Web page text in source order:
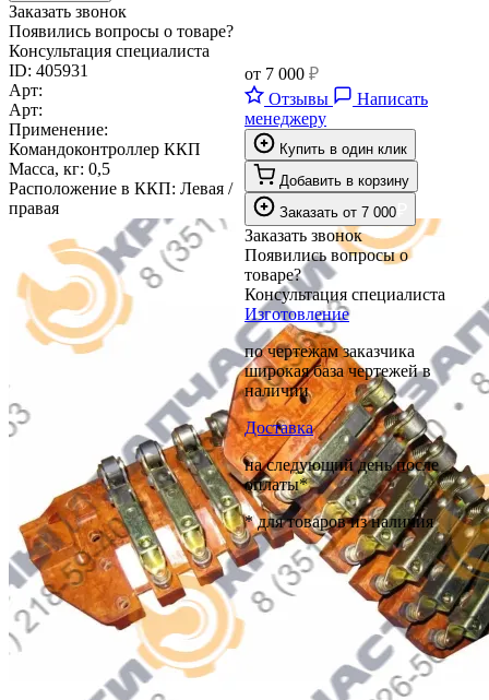
Заказать звонок
Появились вопросы о товаре?
Консультация специалиста
ID: 405931
Арт:
Арт:
Применение:
Командоконтроллер ККП
Масса, кг: 0,5
Расположение в ККП: Левая /
правая
от 7 000 ₽
Отзывы
Написать
менеджеру
Купить в один клик
Добавить в корзину
Заказать от 7 000
Заказать звонок
Появились вопросы о
товаре?
Консультация специалиста
Изготовление
по чертежам заказчика
широкая база чертежей в
наличии
Доставка
на следующий день после
оплаты*
* для товаров из наличия